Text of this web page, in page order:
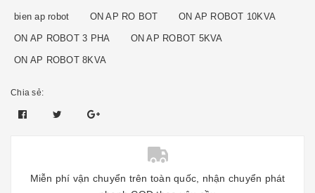
bien ap robot ON AP RO BOT ON AP ROBOT 10KVA
ON AP ROBOT 3 PHA ON AP ROBOT 5KVA
ON AP ROBOT 8KVA
Chia sẻ:
Miễn phí vận chuyển trên toàn quốc, nhận chuyển phát